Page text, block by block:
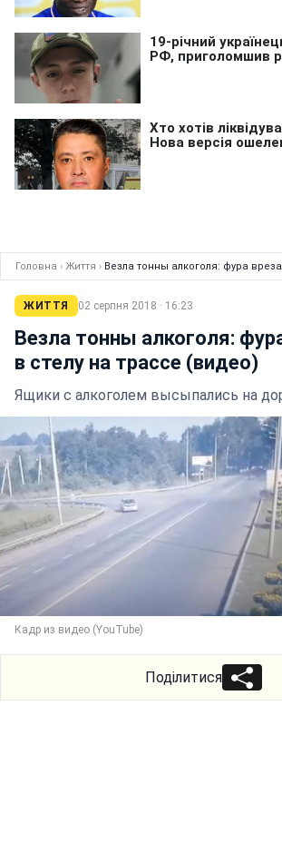
Головна › Життя › Везла тонны алкоголя: фура
ЖИТТЯ 02 серпня 2018 · 16:23
Везла тонны алкоголя:
в стелу на трассе (видео)
Ящики с алкоголем высыпались на
Кадр из видео (YouTube)
Поділитися